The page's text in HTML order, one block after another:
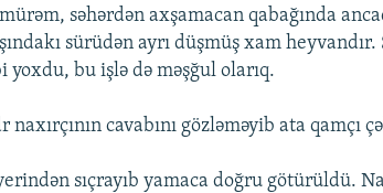
səhərdən axşamacan qabağında
sürüdən ayrı düşmüş xam
yoxdu, bu işlə də məşğul olarıq.
naxırçının cavabını gözləməyib ata qamçı
sıçrayıb yamaca doğru götürüldü.